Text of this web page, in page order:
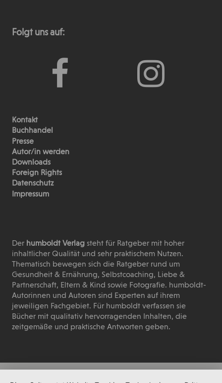
Folgt uns auf:
Kontakt
Buchhandel
Presse
Autor/in werden
Downloads
Foreign Rights
Datenschutz
Impressum
Derhumboldt Verlag steht für Ratgeber mit hoher
inhaltlicher Qualität und sehr praktischem Nutzen.
Thematisch bewegen sich die Ratgeber rund um
Gesundheit & Ernährung, Selbstcoaching, Liebe &
Partnerschaft, Eltern & Kind sowie Fotografie. humboldt-
Autorinnen und Autoren sind Experten auf ihrem
jeweiligen Fachgebiet. Für humboldt verfassen sie
Bücher mit qualitativ hervorragenden Inhalten, die
zeitgemäße und praktische Antworten geben.